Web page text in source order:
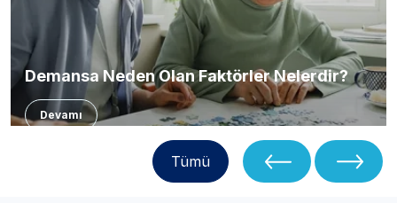
Demansa Neden Olan Faktörler Nelerdir?
Devamı
Tümü